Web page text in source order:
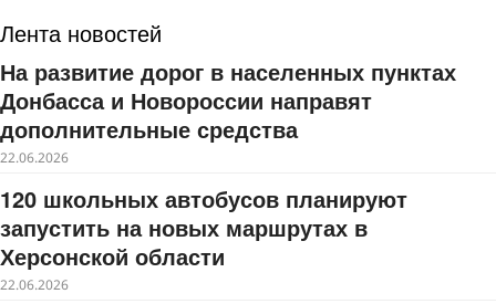
Лента новостей
На развитие дорог в населенных пунктах
Донбасса и Новороссии направят
дополнительные средства
22.06.2026
120 школьных автобусов планируют
запустить на новых маршрутах в
Херсонской области
22.06.2026